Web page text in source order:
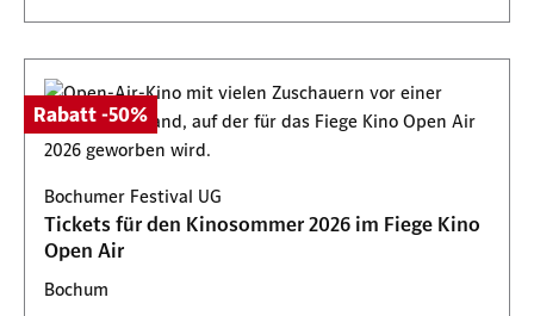
Rabatt -50%
Bochumer Festival UG
Tickets für den Kinosommer 2026 im Fiege Kino
Open Air
Bochum